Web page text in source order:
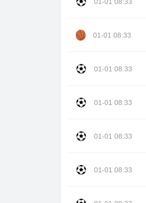
01-01 08:33
01-01 08:33
01-01 08:33
01-01 08:33
01-01 08:33